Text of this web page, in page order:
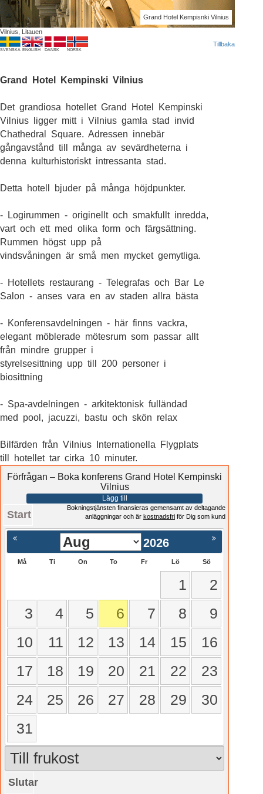
Grand Hotel Kempisnki Vilnius
Vilnius, Litauen
SVENSKA ENGLISH DANSK NORSK
Tillbaka
Grand Hotel Kempinski Vilnius
Det grandiosa hotellet Grand Hotel Kempinski
Vilnius ligger mitt i Vilnius gamla stad invid
Chathedral Square. Adressen innebär
gångavstånd till många av sevärdheterna i
denna kulturhistoriskt intressanta stad.
Detta hotell bjuder på många höjdpunkter.
- Logirummen - originellt och smakfullt inredda,
vart och ett med olika form och färgsättning.
Rummen högst upp på
vindsvåningen är små men mycket gemytliga.
- Hotellets restaurang - Telegrafas och Bar Le
Salon - anses vara en av staden allra bästa
- Konferensavdelningen - här finns vackra,
elegant möblerade mötesrum som passar allt
från mindre grupper i
styrelsesittning upp till 200 personer i
biosittning
- Spa-avdelningen - arkitektonisk fulländad
med pool, jacuzzi, bastu och skön relax
Bilfärden från Vilnius Internationella Flygplats
till hotellet tar cirka 10 minuter.
Förfrågan – Boka konferens Grand Hotel Kempinski
Vilnius
Lägg till
Start
Bokningstjänsten finansieras gemensamt av deltagande
anläggningar och är kostnadsfri för Dig som kund
2026
Må Ti On To Fr Lö Sö
1
2
3
4 5 6 7 8
9
10
11 12 13 14 15
16
17
18 19 20 21 22
23
24
25 26 27 28 29
30
31
Slutar